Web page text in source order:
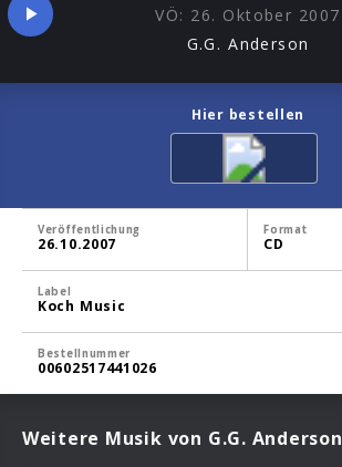
VÖ: 26. Oktober 2007
G.G. Anderson
Hier bestellen
Veröffentlichung
26.10.2007
Format
CD
Label
Koch Music
Bestellnummer
00602517441026
Weitere Musik von G.G. Anderson